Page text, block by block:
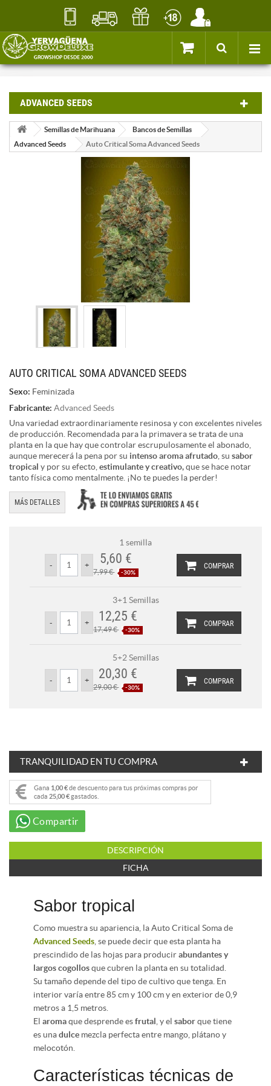
ADVANCED SEEDS
Semillas de Marihuana
Bancos de Semillas
Advanced Seeds
Auto Critical Soma Advanced Seeds
AUTO CRITICAL SOMA ADVANCED SEEDS
Sexo: Feminizada
Fabricante: Advanced Seeds
Una variedad extraordinariamente resinosa y con excelentes niveles
de producción. Recomendada para la primavera se trata de una
planta en la que hay que controlar escrupulosamente el abonado,
aunque merecerá la pena por su intenso aroma afrutado , su sabor
tropical y por su efecto, estimulante y creativo,que se hace notar
tanto física como mentalmente. ¡No te puedes la perder!
MÁS DETALLES
1 semilla
COMPRAR
5,60 €
7,99 € -30%
3+1 Semillas
COMPRAR
12,25 €
17,49 € -30%
5+2 Semillas
COMPRAR
20,30 €
29,00 € -30%
TRANQUILIDAD EN TU COMPRA
Gana 1,00 €de descuento para tus próximas compras por
cada 25,00 €gastados.
Compartir
DESCRIPCIÓN
FICHA
Sabor tropical
Como muestra su apariencia, la Auto Critical Soma de
Advanced Seeds, se puede decir que esta planta ha
prescindido de las hojas para producirabundantes y
largos cogollosque cubren la planta en su totalidad.
Su tamaño depende del tipo de cultivo que tenga. En
interior varía entre 85 cm y 100 cm y en exterior de 0,9
metros a 1,5 metros.
El aromaque desprende esfrutal, y el saborque tiene
es unadulce mezcla perfecta entre mango, plátano y
melocotón.
Características técnicas de